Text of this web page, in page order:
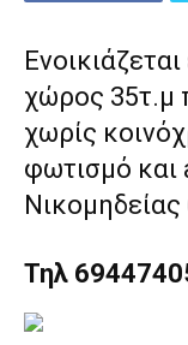
χώρος 35τ.μ
χωρίς
φωτισμό
Τηλ